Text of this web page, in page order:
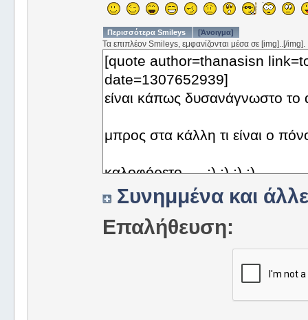
Περισσότερα Smileys [Άνοιγμα]
Τα επιπλέον Smileys, εμφανίζονται μέσα σε [img]..[/img].
Συνημμένα και
Επαλήθευση: